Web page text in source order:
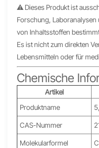
⚠️ Dieses Produkt ist
Forschung,
von Inhaltsstoffen
Es ist nicht zum direkten
Lebensmitteln oder für
Chemische
Artikel
Produktname
CAS-Nummer
Molekularformel